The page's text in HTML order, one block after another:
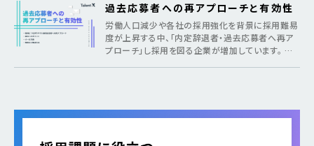
過去応募者への再アプローチと有効性
労働人口減少や各社の採用強化を背景に採用難易
度が上昇する中、「内定辞退者・過去応募者へ再ア
プローチ」し採用を図る企業が増加しています。 そ